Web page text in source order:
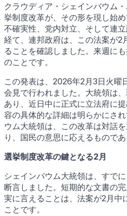
クラウディア・シェインバウム
挙制度改革が、その形を現し始
不確実性、党内対立、そして連
経て、連邦政府は、この法案が2
ることを確認しました。来週に
のことです。
この発表は、2026年2月3日火曜
会見で行われました。大統領は
あり、近日中に正式に立法府に
容の具体的な詳細は明らかにさ
ウム大統領は、この改革は対話
り、国民の意思に応えるものであ
選挙制度改革の鍵となる2月
シェインバウム大統領は、すで
断言しました。短期的な文書の
実に言えることは、法案が2月中
ことです。